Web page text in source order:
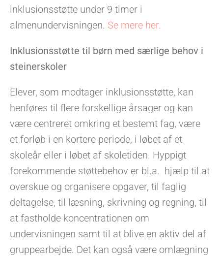
inklusionsstøtte under 9 timer i
almenundervisningen. Se mere her.
Inklusionsstøtte til børn med særlige behov i
steinerskoler
Elever, som modtager inklusionsstøtte, kan
henføres til flere forskellige årsager og kan
være centreret omkring et bestemt fag, være
et forløb i en kortere periode, i løbet af et
skoleår eller i løbet af skoletiden. Hyppigt
forekommende støttebehov er bl.a. hjælp til at
overskue og organisere opgaver, til faglig
deltagelse, til læsning, skrivning og regning, til
at fastholde koncentrationen om
undervisningen samt til at blive en aktiv del af
gruppearbejde. Det kan også være omlægning